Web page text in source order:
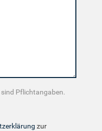
Pflichtangaben.
zur